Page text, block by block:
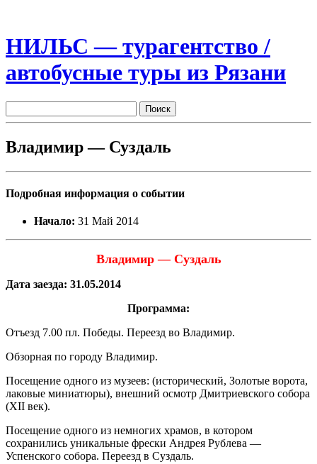
НИЛЬС — турагентство /
автобусные туры из Рязани
Владимир — Суздаль
Подробная информация о событии
Начало: 31 Май 2014
Владимир — Суздаль
Дата заезда: 31.05.2014
Программа:
Отъезд 7.00 пл. Победы. Переезд во Владимир.
Обзорная по городу Владимир.
Посещение одного из музеев: (исторический, Золотые ворота,
лаковые миниатюры), внешний осмотр Дмитриевского собора
(ХII век).
Посещение одного из немногих храмов, в котором
сохранились уникальные фрески Андрея Рублева —
Успенского собора. Переезд в Суздаль.